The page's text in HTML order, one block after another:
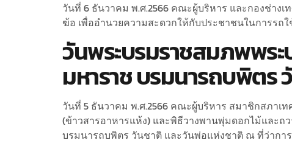
วันที่ 6 ธันวาคม พ.ศ.2566 คณะผู้บริหาร และกองช่า
ฆ้อ เพื่ออำนวยความสะดวกให้กับประชาชนในการรถ
วันพระบรมราชสมภพพร
มหาราช บรมนารถบพิตร
วันที่ 5 ธันวาคม พ.ศ.2566 คณะผู้บริหาร สมาชิกสภา
(ข้าวสารอาหารแห้ง) และพิธีวางพานพุ่มดอกไม้และ
บรมนารถบพิตร วันชาติ และวันพ่อแห่งชาติ ณ ที่ว่าการ